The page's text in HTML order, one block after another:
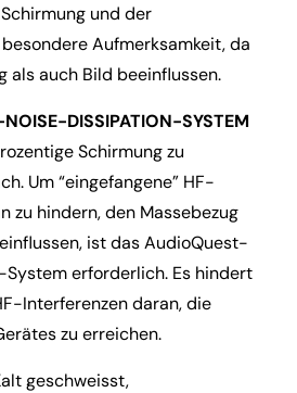
und der
Aufmerksamkeit, da
als auch Bild beeinflussen.
DISSIPATION-SYSTEM
Schirmung zu
Um “eingefangene” HF-
zu hindern, den Massebezug
ist das AudioQuest-
erforderlich. Es hindert
Interferenzen daran, die
zu erreichen.
geschweisst,